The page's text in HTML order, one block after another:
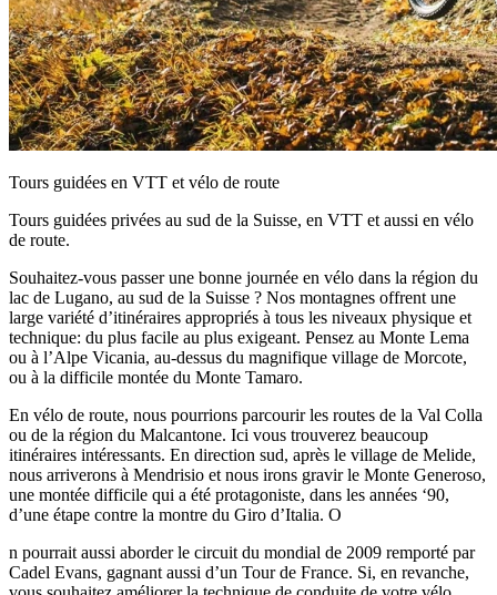
Tours guidées en VTT et vélo de route
Tours guidées privées au sud de la Suisse, en VTT et aussi en vélo
de route.
Souhaitez-vous passer une bonne journée en vélo dans la région du
lac de Lugano, au sud de la Suisse ? Nos montagnes offrent une
large variété d’itinéraires appropriés à tous les niveaux physique et
technique: du plus facile au plus exigeant. Pensez au Monte Lema
ou à l’Alpe Vicania, au-dessus du magnifique village de Morcote,
ou à la difficile montée du Monte Tamaro.
En vélo de route, nous pourrions parcourir les routes de la Val Colla
ou de la région du Malcantone. Ici vous trouverez beaucoup
itinéraires intéressants. En direction sud, après le village de Melide,
nous arriverons à Mendrisio et nous irons gravir le Monte Generoso,
une montée difficile qui a été protagoniste, dans les années ‘90,
d’une étape contre la montre du Giro d’Italia. O
n pourrait aussi aborder le circuit du mondial de 2009 remporté par
Cadel Evans, gagnant aussi d’un Tour de France. Si, en revanche,